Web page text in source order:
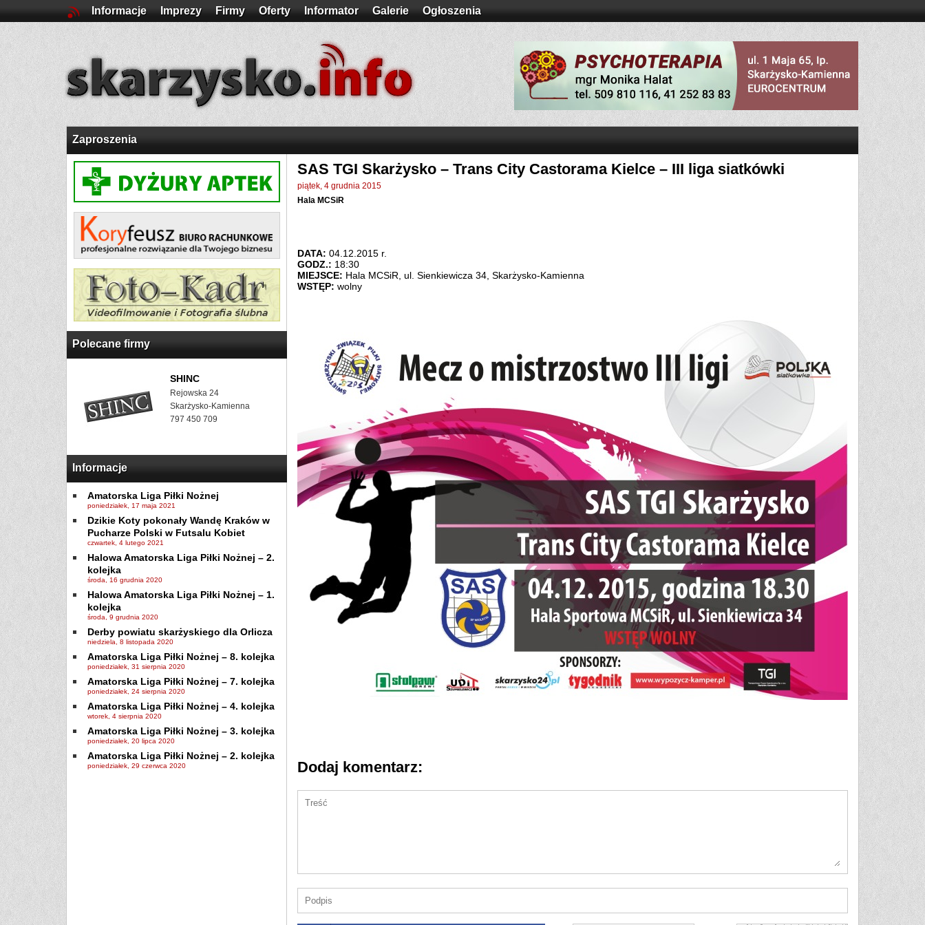
Informacje Imprezy Firmy Oferty Informator Galerie Ogłoszenia
Zaproszenia
Polecane firmy
SHINC
Rejowska 24
Skarżysko-Kamienna
797 450 709
Informacje
Amatorska Liga Piłki Nożnej
poniedziałek, 17 maja 2021
Dzikie Koty pokonały Wandę Kraków w
Pucharze Polski w Futsalu Kobiet
czwartek, 4 lutego 2021
Halowa Amatorska Liga Piłki Nożnej – 2.
kolejka
środa, 16 grudnia 2020
Halowa Amatorska Liga Piłki Nożnej – 1.
kolejka
środa, 9 grudnia 2020
Derby powiatu skarżyskiego dla Orlicza
niedziela, 8 listopada 2020
Amatorska Liga Piłki Nożnej – 8. kolejka
poniedziałek, 31 sierpnia 2020
Amatorska Liga Piłki Nożnej – 7. kolejka
poniedziałek, 24 sierpnia 2020
Amatorska Liga Piłki Nożnej – 4. kolejka
wtorek, 4 sierpnia 2020
Amatorska Liga Piłki Nożnej – 3. kolejka
poniedziałek, 20 lipca 2020
Amatorska Liga Piłki Nożnej – 2. kolejka
poniedziałek, 29 czerwca 2020
SAS TGI Skarżysko – Trans City Castorama Kielce – III liga siatkówki
piątek, 4 grudnia 2015
Hala MCSiR
DATA: 04.12.2015 r.
GODZ.: 18:30
MIEJSCE: Hala MCSiR, ul. Sienkiewicza 34, Skarżysko-Kamienna
WSTĘP: wolny
Dodaj komentarz: